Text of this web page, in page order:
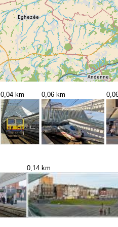
0,04 km 0,06 km
0,14 km